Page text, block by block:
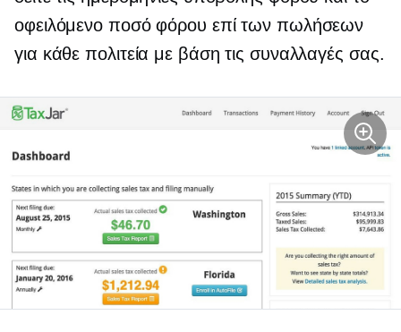
οφειλόμενο ποσό φόρου επί των πωλήσεων
για κάθε πολιτεία με βάση τις συναλλαγές σας.